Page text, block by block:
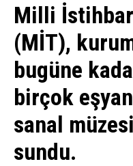
Milli
(MİT),
bugüne
birçok
sanal
sundu.